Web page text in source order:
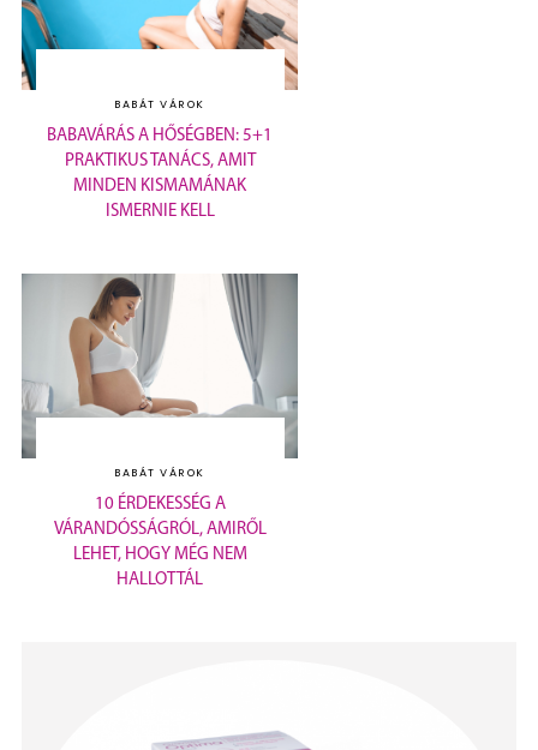
BABÁT VÁROK
BABAVÁRÁS A HŐSÉGBEN: 5+1
PRAKTIKUS TANÁCS, AMIT
MINDEN KISMAMÁNAK
ISMERNIE KELL
BABÁT VÁROK
10 ÉRDEKESSÉG A
VÁRANDÓSSÁGRÓL, AMIRŐL
LEHET, HOGY MÉG NEM
HALLOTTÁL